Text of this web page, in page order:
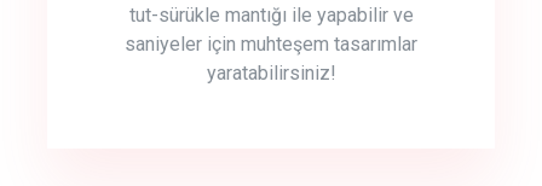
tut-sürükle mantığı ile yapabilir ve
saniyeler için muhteşem tasarımlar
yaratabilirsiniz!